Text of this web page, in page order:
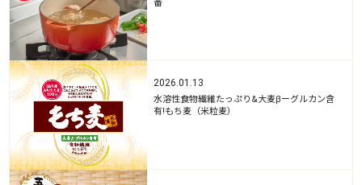
番
2026.01.13
水溶性食物繊維たっぷり&大麦βーグルカン含
有!もち麦（米粒麦）